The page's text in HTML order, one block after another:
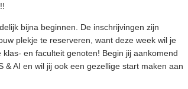
bijna beginnen. De inschrijvingen zijn
plekje te reserveren, want deze week wil je
en faculteit genoten! Begin jij aankomend
& AI en wil jij ook een gezellige start maken aan